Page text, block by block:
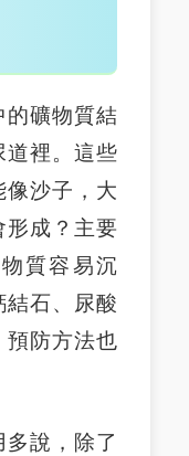
的礦物質結
道裡。這些
像沙子，大
形成？主要
質容易沉
結石、尿酸
預防方法也
說，除了